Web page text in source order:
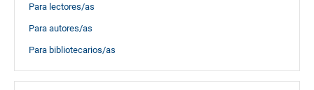
Para lectores/as
Para autores/as
Para bibliotecarios/as